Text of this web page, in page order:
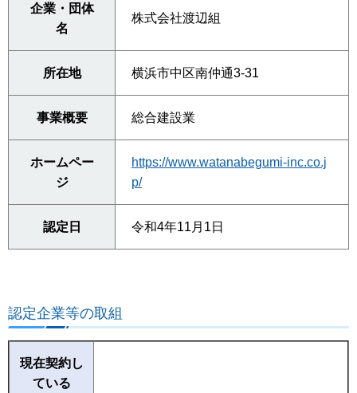
企業・団体
名
株式会社渡辺組
所在地 横浜市中区南仲通3-31
事業概要 総合建設業
ホームペー
ジ
https://www.watanabegumi-inc.co.j
p/
認定日 令和4年11月1日
認定企業等の取組
現在契約し
ている